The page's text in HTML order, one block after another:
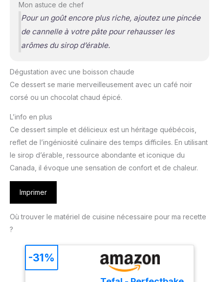
Mon astuce de chef
Pour un goût encore plus riche, ajoutez une pincée
de cannelle à votre pâte pour rehausser les
arômes du sirop d’érable.
Dégustation avec une boisson chaude
Ce dessert se marie merveilleusement avec un café noir
corsé ou un chocolat chaud épicé.
L’info en plus
Ce dessert simple et délicieux est un héritage québécois,
reflet de l’ingéniosité culinaire des temps difficiles. En utilisant
le sirop d’érable, ressource abondante et iconique du
Canada, il évoque une sensation de confort et de chaleur.
Imprimer
Où trouver le matériel de cuisine nécessaire pour ma recette
?
-31%